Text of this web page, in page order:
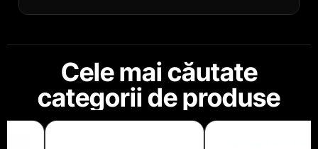
Cele mai căutate
categorii de produse